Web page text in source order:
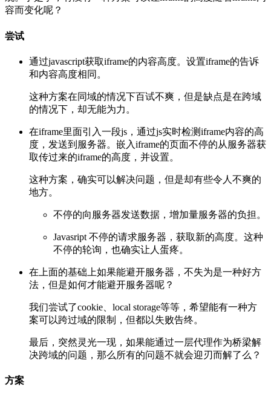
容而变化呢？
尝试
通过javascript获取iframe的内容高度。设置iframe的告诉
和内容高度相同。
这种方案在同域的情况下百试不爽，但是缺点是在跨域
的情况下，却无能为力。
在iframe里面引入一段js，通过js实时检测iframe内容的高
度，发送到服务器。嵌入iframe的页面不停的从服务器获
取传过来的iframe的高度，并设置。
这种方案，确实可以解决问题，但是却有些令人不爽的
地方。
不停的向服务器发送数据，增加量服务器的负担。
Javasript 不停的请求服务器，获取新的高度。这种
不停的轮询，也确实让人蛋疼。
在上面的基础上如果能避开服务器，不失为是一种好方
法，但是如何才能避开服务器呢？
我们尝试了cookie、local storage等等，希望能有一种方
案可以跨过域的限制，但都以失败告终。
最后，突然灵光一现，如果能通过一层代理作为桥梁解
决跨域的问题，那么所有的问题不就会迎刃而解了么？
方案